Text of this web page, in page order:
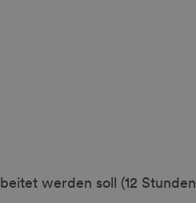
werden soll (12 Stunden